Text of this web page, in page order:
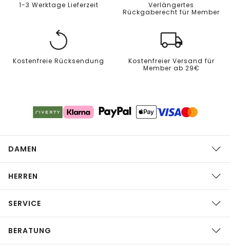
1-3 Werktage Lieferzeit
Verlängertes
Rückgaberecht für Member
Kostenfreie Rücksendung
Kostenfreier Versand für
Member ab 29€
DAMEN
HERREN
SERVICE
BERATUNG